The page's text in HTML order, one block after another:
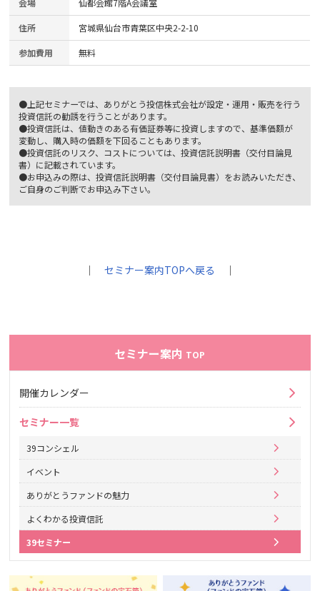
住所 宮城県仙台市青葉区中央2-2-10
参加費用 無料
●上記セミナーでは、ありがとう投信株式会社が設定・運用・販売を行う
投資信託の勧誘を行うことがあります。
●投資信託は、値動きのある有価証券等に投資しますので、基準価額が
変動し、購入時の価額を下回ることもあります。
●投資信託のリスク、コストについては、投資信託説明書（交付目論見
書）に記載されています。
●お申込みの際は、投資信託説明書（交付目論見書）をお読みいただき、
ご自身のご判断でお申込み下さい。
｜セミナー案内TOPへ戻る ｜
セミナー案内 TOP
開催カレンダー
セミナー一覧
39コンシェル
イベント
ありがとうファンドの魅力
よくわかる投資信託
39セミナー